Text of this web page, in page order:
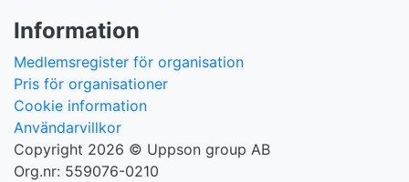
Information
Medlemsregister för organisation
Pris för organisationer
Cookie information
Användarvillkor
Copyright 2026 © Uppson group AB
Org.nr: 559076-0210